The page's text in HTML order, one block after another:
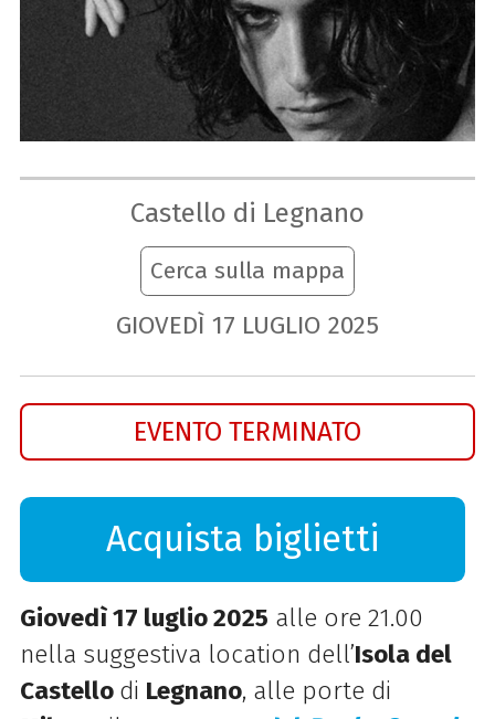
Castello di Legnano
Cerca sulla mappa
GIOVEDÌ 17 LUGLIO 2025
EVENTO TERMINATO
Acquista biglietti
Giovedì 17 luglio 2025 alle ore 21.00
nella suggestiva location dell’Isola del
Castello di Legnano, alle porte di